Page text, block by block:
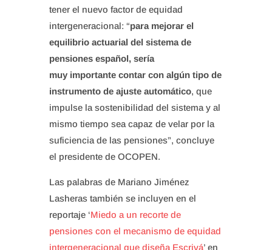
tener el nuevo factor de equidad
intergeneracional: “para mejorar el
equilibrio actuarial del sistema de
pensiones español, sería
muy importante contar con algún tipo de
instrumento de ajuste automático, que
impulse la sostenibilidad del sistema y al
mismo tiempo sea capaz de velar por la
suficiencia de las pensiones”, concluye
el presidente de OCOPEN.
Las palabras de Mariano Jiménez
Lasheras también se incluyen en el
reportaje ‘Miedo a un recorte de
pensiones con el mecanismo de equidad
intergeneracional que diseña Escrivá’ en